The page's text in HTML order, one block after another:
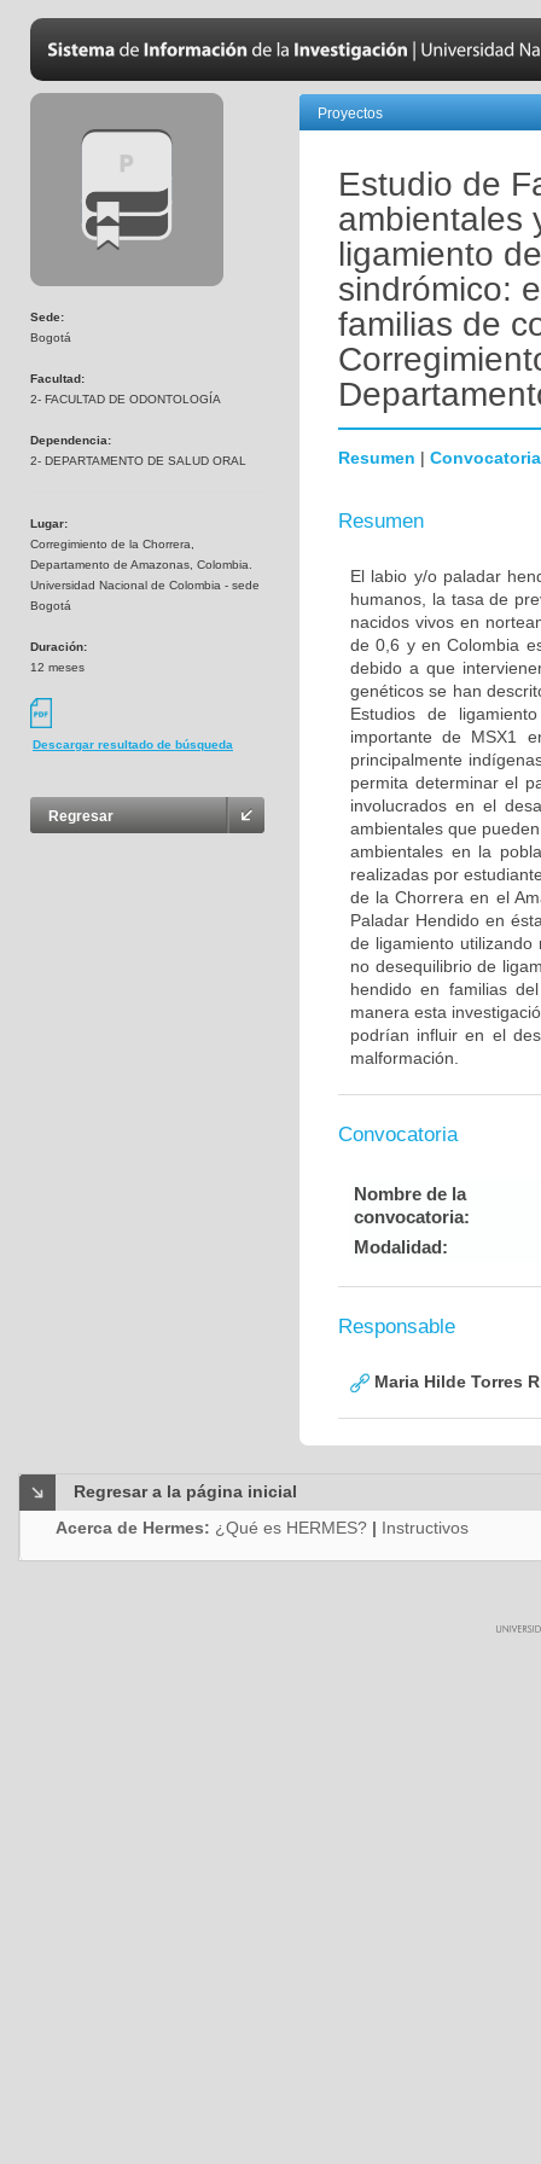
Sede:
Bogotá
Facultad:
2- FACULTAD DE ODONTOLOGÍA
Dependencia:
2- DEPARTAMENTO DE SALUD ORAL
Lugar:
Corregimiento de la Chorrera,
Departamento de Amazonas, Colombia.
Universidad Nacional de Colombia - sede
Bogotá
Duración:
12 meses
Descargar resultado de búsqueda
Regresar
Proyectos
Estudio de
ambientales
ligamiento
sindrómico:
familias de
Resumen | Convocatoria
Resumen
El labio y/o paladar
humanos, la tasa de
nacidos vivos en
de 0,6 y en Colombia
debido a que
genéticos se han
Estudios de
importante de MSX1
principalmente
permita determinar el
involucrados en el
ambientales que
ambientales en la
realizadas por
de la Chorrera en el
Paladar Hendido en
de ligamiento
no desequilibrio de
hendido en familias
manera esta
podrían influir en el
malformación.
Convocatoria
Nombre de la
convocatoria:
Modalidad:
Responsable
Maria Hilde Torres
Regresar a la página inicial
Acerca de Hermes: ¿Qué es HERMES? | Instructivos